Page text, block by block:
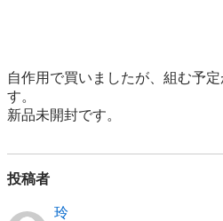
自作用で買いましたが、組む予
す。
新品未開封です。
投稿者
玲